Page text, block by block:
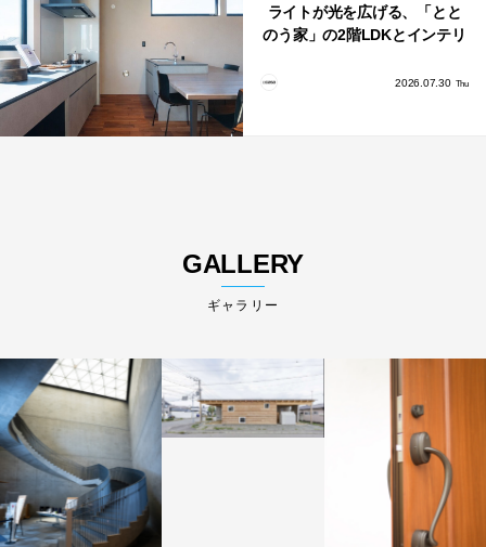
ライトが光を広げる、「とと
のう家」の2階LDKとインテリ
2026.07.30 Thu
GALLERY
ギャラリー